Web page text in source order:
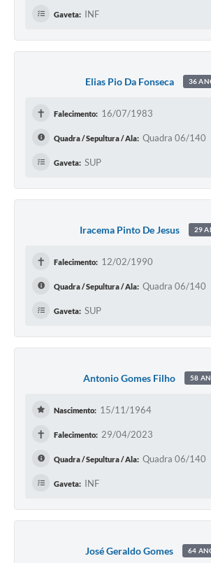
Gaveta: INF
Elias Pio Da Fonseca 36
✝ Falecimento: 16/07/1983
Quadra / Sepultura / Ala: Quadra 06/140
Gaveta: SUP
Iracema Pinto De Jesus 29
✝ Falecimento: 12/02/1990
Quadra / Sepultura / Ala: Quadra 06/140
Gaveta: SUP
Antonio Gomes Filho 58
Nascimento: 15/11/1964
✝ Falecimento: 29/04/2023
Quadra / Sepultura / Ala: Quadra 06/140
Gaveta: INF
José Geraldo Gomes 64